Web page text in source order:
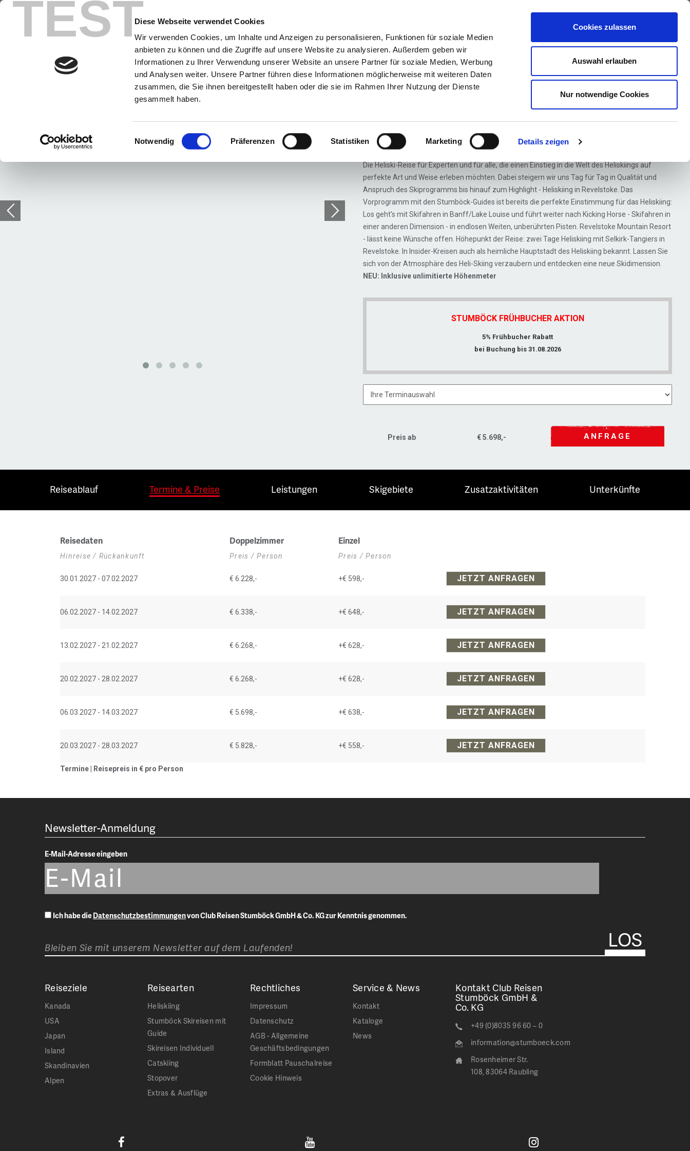
TESTDiese Webseite verwendet Cookies
Wir verwenden Cookies, um Inhalte und Anzeigen zu personalisieren, Funktionen für soziale Medien
anbieten zu können und die Zugriffe auf unsere Website zu analysieren. Außerdem geben wir
Informationen zu Ihrer Verwendung unserer Website an unsere Partner für soziale Medien, Werbung
und Analysen weiter. Unsere Partner führen diese Informationen möglicherweise mit weiteren Daten
zusammen, die Sie ihnen bereitgestellt haben oder die sie im Rahmen Ihrer Nutzung der Dienste
gesammelt haben.
Einwilligungsauswahl
Notwendig Präferenzen Statistiken Marketing Details zeigen
Cookies zulassen
Auswahl erlauben
Nur notwendige Cookies
Anfragen
Heli 2
Heli 2 Skisafari
Banff / Kicking Horse / Revelstoke
Die Heliski-Reise für Experten und für alle, die einen Einstieg in die Welt des Heliskiings auf
perfekte Art und Weise erleben möchten. Dabei steigern wir uns Tag für Tag in Qualität und
Anspruch des Skiprogramms bis hinauf zum Highlight - Heliskiing in Revelstoke. Das
Vorprogramm mit den Stumböck-Guides ist bereits die perfekte Einstimmung für das Heliskiing:
Los geht's mit Skifahren in Banff/Lake Louise und führt weiter nach Kicking Horse - Skifahren in
einer anderen Dimension - in endlosen Weiten, unberührten Pisten. Revelstoke Mountain Resort
- lässt keine Wünsche offen. Höhepunkt der Reise: zwei Tage Heliskiing mit Selkirk-Tangiers in
Revelstoke. In Insider-Kreisen auch als heimliche Hauptstadt des Heliskiing bekannt. Lassen Sie
sich von der Atmosphäre des Heli-Skiing verzaubern und entdecken eine neue Skidimension.
NEU: Inklusive unlimitierte Höhenmeter
STUMBÖCK FRÜHBUCHER AKTION
5% Frühbucher Rabatt
bei Buchung bis 31.08.2026
Preis ab € 5.698,- ANFRAGE
Reiseablauf Termine & Preise Leistungen Skigebiete Zusatzaktivitäten Unterkünfte
Reisedaten
Hinreise / Rückankunft
Doppelzimmer
Preis / Person
Einzel
Preis / Person
30.01.2027 - 07.02.2027 € 6.228,- +€ 598,- JETZT ANFRAGEN
06.02.2027 - 14.02.2027 € 6.338,- +€ 648,- JETZT ANFRAGEN
13.02.2027 - 21.02.2027 € 6.268,- +€ 628,- JETZT ANFRAGEN
20.02.2027 - 28.02.2027 € 6.268,- +€ 628,- JETZT ANFRAGEN
06.03.2027 - 14.03.2027 € 5.698,- +€ 638,- JETZT ANFRAGEN
20.03.2027 - 28.03.2027 € 5.828,- +€ 558,- JETZT ANFRAGEN
Termine | Reisepreis in € pro Person
Newsletter-Anmeldung
E-Mail-Adresse eingeben
Ich habe dieDatenschutzbestimmungenvon Club Reisen Stumböck GmbH & Co. KG zur Kenntnis genommen.
Bleiben Sie mit unserem Newsletter auf dem Laufenden!
Reiseziele
Kanada
USA
Japan
Island
Skandinavien
Alpen
Reisearten
Heliskiing
Stumböck Skireisen mit
Guide
Skireisen Individuell
Catskiing
Stopover
Extras & Ausflüge
Rechtliches
Impressum
Datenschutz
AGB - Allgemeine
Geschäftsbedingungen
Formblatt Pauschalreise
Cookie Hinweis
Service & News
Kontakt
Kataloge
News
Kontakt Club Reisen
Stumböck GmbH &
Co. KG
+49 (0)8035 96 60 – 0
information@stumboeck.com
Rosenheimer Str.
108, 83064 Raubling
Jetzt Jetzt Jetzt